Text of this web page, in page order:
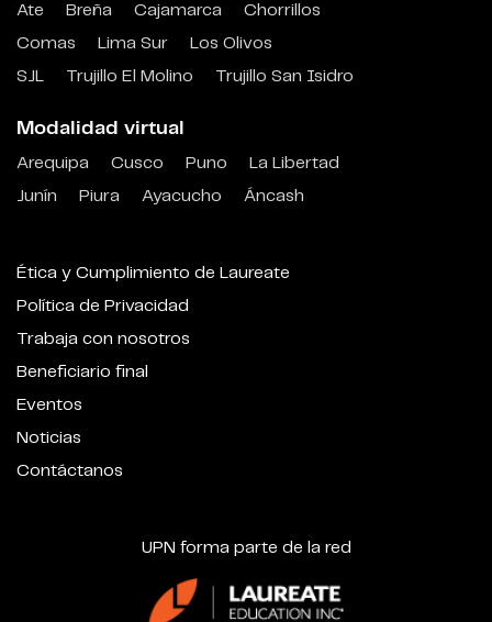
Ate Breña Cajamarca
Chorrillos
Comas
Lima Sur
Los Olivos
SJL
Trujillo El Molino Trujillo San Isidro
Modalidad virtual
Arequipa Cusco Puno
La Libertad
Junín
Piura Ayacucho Áncash
Ética y Cumplimiento de Laureate
Política de Privacidad
Trabaja con nosotros
Beneficiario final
Eventos
Noticias
Contáctanos
UPN forma parte de la red